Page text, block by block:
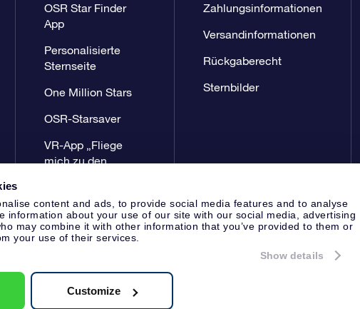
content and ads, to provide social media features and to analyse
information about your use of our site with our social media, advertising
may combine it with other information that you’ve provided to them or
your use of their services.
Show details
Customize
OSR Star Finder
App
Personalisierte
Sternseite
One Million Stars
OSR-Starsaver
VR-App „Fliege
mich zu den
Zahlungsinformationen
Versandinformationen
Rückgaberecht
Sternbilder
8538.62.722B01
Datenschutzerklärung